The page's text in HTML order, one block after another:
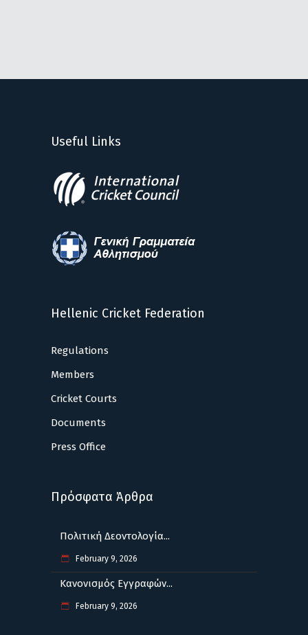
Useful Links
Hellenic Cricket Federation
Regulations
Members
Cricket Courts
Documents
Press Office
Πρόσφατα Άρθρα
Πολιτική Δεοντολογία...
February 9, 2026
Κανονισμός Εγγραφών...
February 9, 2026